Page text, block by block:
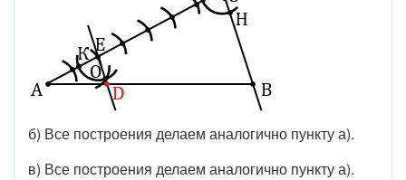
б) Все построения делаем аналогично пункту а).
в) Все построения делаем аналогично пункту а).